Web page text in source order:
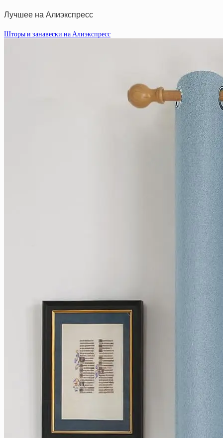
Лучшее на Алиэкспресс
Шторы и занавески на Алиэкспресс